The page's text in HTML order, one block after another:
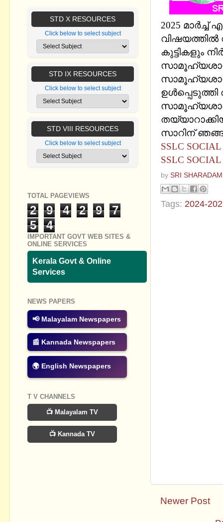
2025
വിഷയത്തിൽ
കുട്ടികളും
സാറിന്
SSLC
SSLC
by SRI
Tags: 2024-
Newer Post
STD X RESOURCES
Click below to select subject
STD IX RESOURCES
Click below to select subject
STD VIII RESOURCES
Click below to select subject
TOTAL PAGEVIEWS
2 9 4 2 9
7
5
4
IMPORTANT GOVT WEB SITES &
ONLINE SERVICES
Kerala Govt & Online
Services
NEWS PAPERS
📢 Malayalam Newspapers
📰 Kannada Newspapers
🌍 English Newspapers
T V CHANNELS
📺 Malayalam TV
📺 Kannada TV